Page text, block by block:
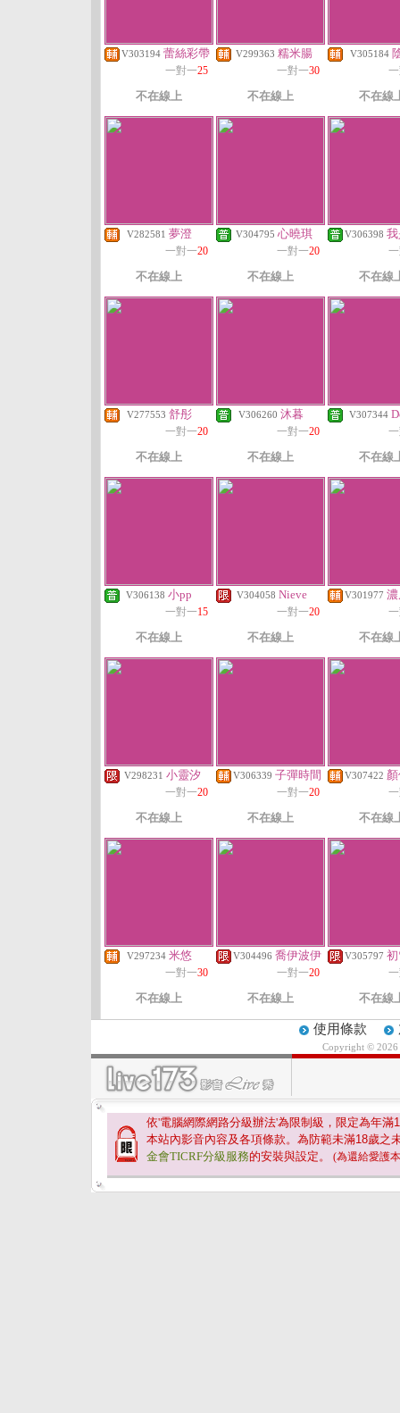
V303194 蕾絲彩帶
一對一25
不在線上
V299363 糯米腸
一對一30
不在線上
V305184
不在線
V282581 夢澄
一對一20
不在線上
V304795 心曉琪
一對一20
不在線上
V306398
不在線
V277553 舒彤
一對一20
不在線上
V306260 沐暮
一對一20
不在線上
V307344
不在線
V306138 小pp
一對一15
不在線上
V304058 Nieve
一對一20
不在線上
V301977
不在線
V298231 小靈汐
一對一20
不在線上
V306339 子彈時間
一對一20
不在線上
V307422
不在線
V297234 米悠
一對一30
不在線上
V304496 喬伊波伊
一對一20
不在線上
V305797
不在線
使用條款
Copyright ©
依'電腦網際網路分級辦法'為限制級，限定為年滿
本站內影音內容及各項條款。為防範未滿18歲之
金會TICRF分級服務的安裝與設定。 (為還給愛護